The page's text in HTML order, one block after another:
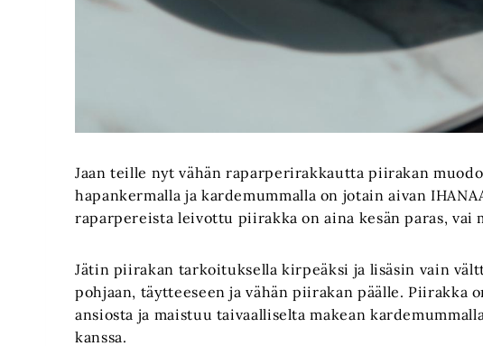
Jaan teille nyt vähän raparperirakkautta piirakan
hapankermalla ja kardemummalla on jotain aivan
raparpereista leivottu piirakka on aina kesän paras, vai
Jätin piirakan tarkoituksella kirpeäksi ja lisäsin vain
pohjaan, täytteeseen ja vähän piirakan päälle. Piirakka
ansiosta ja maistuu taivaalliselta makean
kanssa.